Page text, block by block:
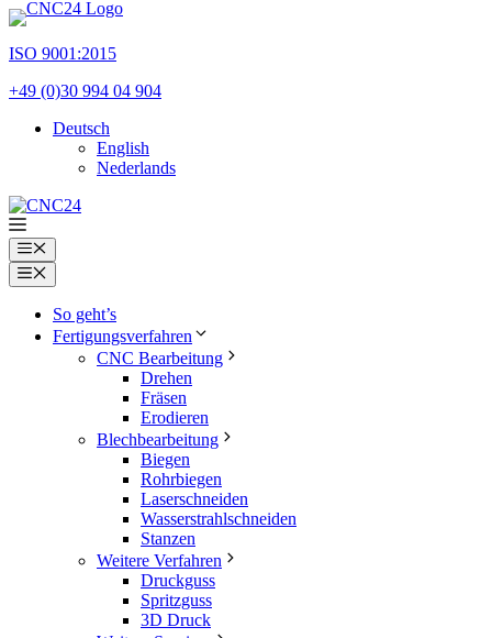
Zum
springen
ISO 9001:2015
+49 (0)30 994 04 904
Deutsch
English
Nederlands
Menü
Menü
So geht’s
Fertigungsverfahren
CNC Bearbeitung
Drehen
Fräsen
Erodieren
Blechbearbeitung
Biegen
Rohrbiegen
Laserschneiden
Wasserstrahlschneiden
Stanzen
Weitere Verfahren
Druckguss
Spritzguss
3D Druck